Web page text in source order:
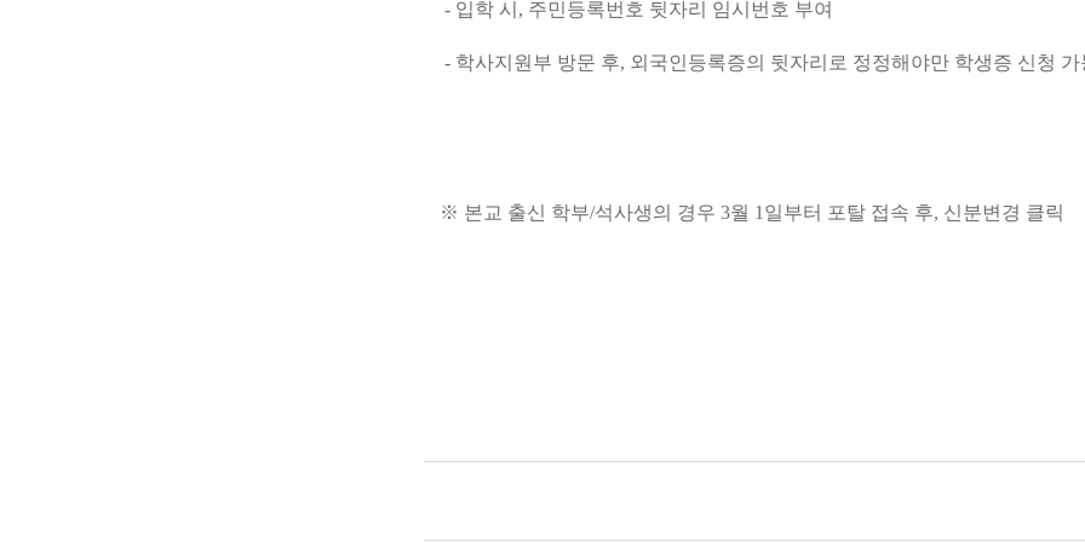
- 입학 시, 주민등록번호 뒷자리 임시번호 부여
- 학사지원부 방문 후, 외국인등록증의 뒷자리로 정정해야만 학생증 신청 가
※ 본교 출신 학부/석사생의 경우 3월 1일부터 포탈 접속 후, 신분변경 클릭